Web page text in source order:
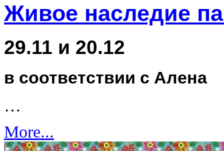
Живое наследие
29.11 и 20.12
в соответствии с Алена
…
More...